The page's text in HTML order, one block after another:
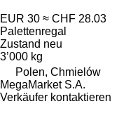
EUR 30 ≈ CHF 28.03
Palettenregal
Zustand neu
3’000 kg
Polen, Chmielów
MegaMarket S.A.
Verkäufer kontaktieren